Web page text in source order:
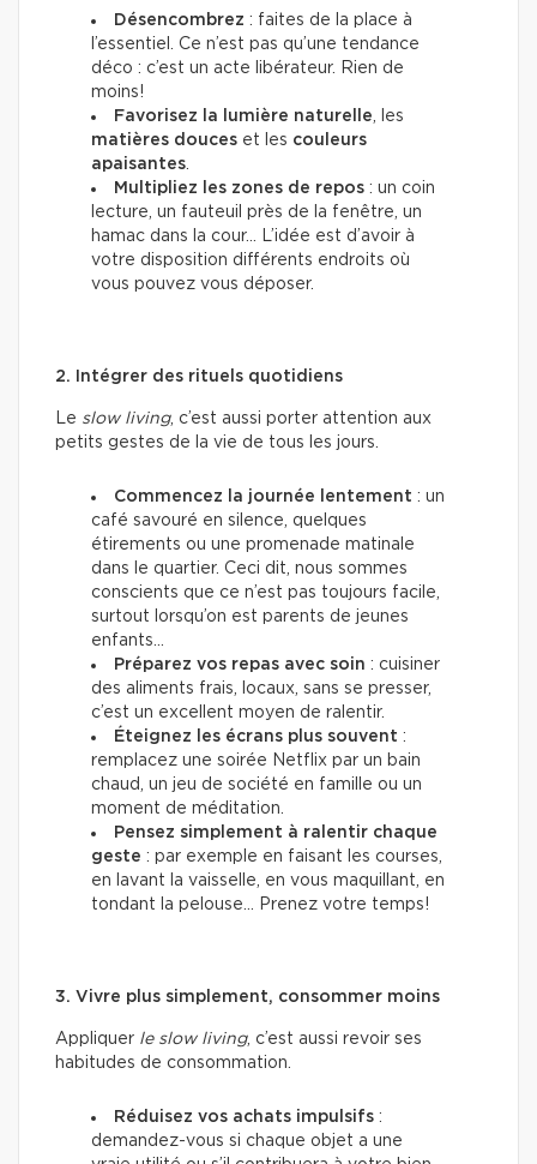
Désencombrez : faites de la place à
l’essentiel. Ce n’est pas qu’une tendance
déco : c’est un acte libérateur. Rien de
moins!
Favorisez la lumière naturelle , les
matières douces et les couleurs
apaisantes
Multipliez les zones de repos : un coin
lecture, un fauteuil près de la fenêtre, un
hamac dans la cour… L’idée est d’avoir à
votre disposition différents endroits où
vous pouvez vous déposer.
2. Intégrer des rituels quotidiens
Le slow living, c’est aussi porter attention aux
petits gestes de la vie de tous les jours.
Commencez la journée lentement : un
café savouré en silence, quelques
étirements ou une promenade matinale
dans le quartier. Ceci dit, nous sommes
conscients que ce n’est pas toujours facile,
surtout lorsqu’on est parents de jeunes
enfants…
Préparez vos repas avec soin : cuisiner
des aliments frais, locaux, sans se presser,
c’est un excellent moyen de ralentir.
Éteignez les écrans plus souvent :
remplacez une soirée Netflix par un bain
chaud, un jeu de société en famille ou un
moment de méditation.
Pensez simplement à ralentir chaque
geste : par exemple en faisant les courses,
en lavant la vaisselle, en vous maquillant, en
tondant la pelouse… Prenez votre temps!
3. Vivre plus simplement, consommer moins
Appliquer le slow living, c’est aussi revoir ses
habitudes de consommation.
Réduisez vos achats impulsifs :
demandez-vous si chaque objet a une